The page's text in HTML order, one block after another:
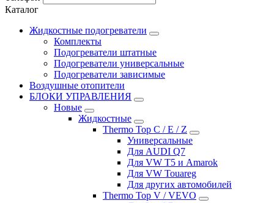
Каталог
Жидкостные подогреватели
Комплекты
Подогреватели штатные
Подогреватели универсальные
Подогреватели зависимые
Воздушные отопители
БЛОКИ УПРАВЛЕНИЯ
Новые
Жидкостные
Thermo Top C / E / Z
Универсальные
Для AUDI Q7
Для VW T5 и Amarok
Для VW Touareg
Для других автомобилей
Thermo Top V / VEVO